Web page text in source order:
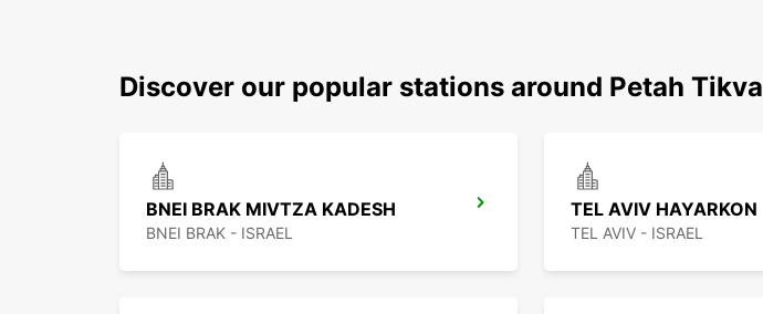
Discover our popular stations around Petah Tikva
BNEI BRAK MIVTZA KADESH
BNEI BRAK - ISRAEL
TEL AVIV HAYARKON
TEL AVIV - ISRAEL